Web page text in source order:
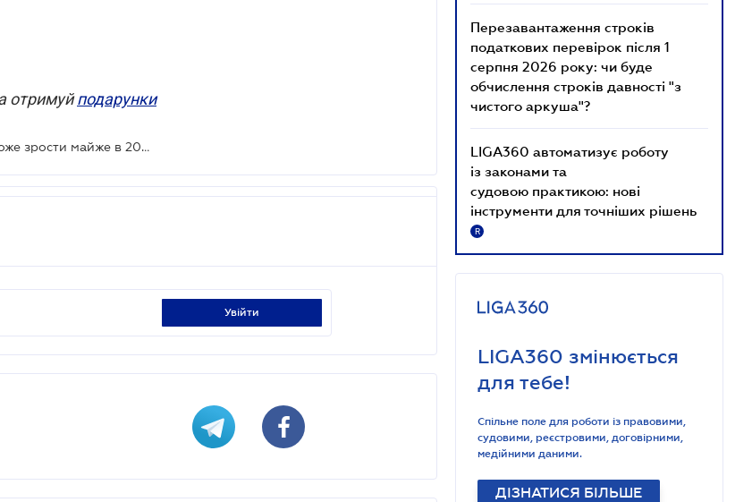
отримуйподарунки
Штраф за відмову пільговикам у проїзді може зрости майже в 20 разів
увійти
Перезавантаження строків
податкових перевірок після 1
серпня 2026 року: чи буде
обчислення строків давності "з
чистого аркуша"?
LIGA360 автоматизує роботу
із законами та
судовою практикою: нові
інструменти для точніших рішень
R
LIGA360 змінюється
для тебе!
Спільне поле для роботи із правовими,
судовими, реєстровими, договірними,
медійними даними.
ДІЗНАТИСЯ БІЛЬШЕ